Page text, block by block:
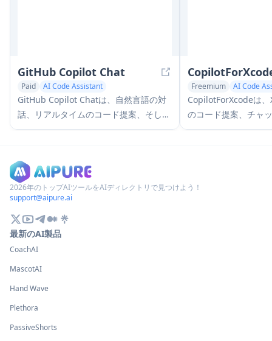
GitHub Copilot Chat
Paid
AI Code Assistant
AI Code Generator
AI Developer Tools
GitHub Copilot Chatは、自然言語の対
話、リアルタイムのコード提案、そして
サポートされているIDEおよび
ントです
Freemium
AI Code
AI Code Generator
CopilotForXcodeは
のコード提案、チャ
トからコードへの機
2026年のトップAIツールをAIディレクトリで見つけよう！
support@aipure.ai
最新のAI製品
CoachAI
MascotAI
Hand Wave
Plethora
PassiveShorts